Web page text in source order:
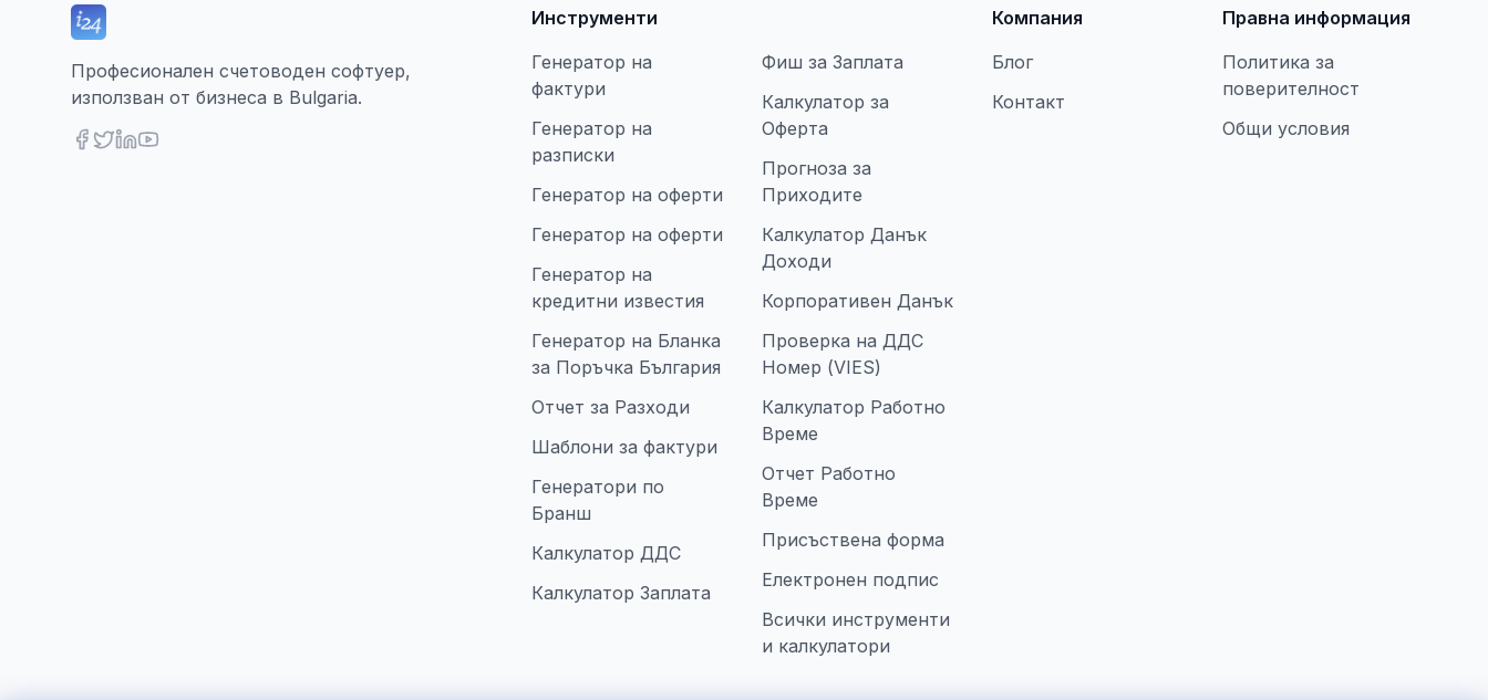
Професионален счетоводен софтуер,
използван от бизнеса в Bulgaria.
Инструменти
Генератор на
фактури
Генератор на
разписки
Генератор на оферти
Генератор на оферти
Генератор на
кредитни известия
Генератор на Бланка
за Поръчка България
Отчет за Разходи
Шаблони за фактури
Генератори по
Бранш
Калкулатор ДДС
Калкулатор Заплата
Фиш за Заплата
Калкулатор за
Оферта
Прогноза за
Приходите
Калкулатор Данък
Доходи
Корпоративен Данък
Проверка на ДДС
Номер (VIES)
Калкулатор Работно
Време
Отчет Работно
Време
Присъствена форма
Електронен подпис
Всички инструменти
и калкулатори
Компания
Блог
Контакт
Правна информация
Политика за
поверителност
Общи условия